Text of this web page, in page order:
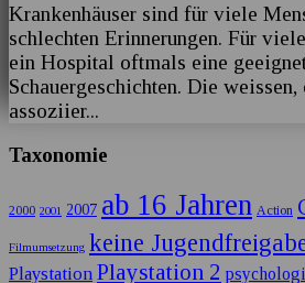
Krankenhäuser sind für viele
schlechten Erinnerungen. Für
ein Hospital oftmals eine
Schauergeschichten. Die
assoziier...
Taxonomie
2000 2001 2007 ab 16 Jahren Action
Filmumsetzung keine
Playstation Playstation 2